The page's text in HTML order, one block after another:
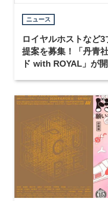
ニュース
ロイヤルホストなど
提案を募集！「丹青
ド with ROYAL」が